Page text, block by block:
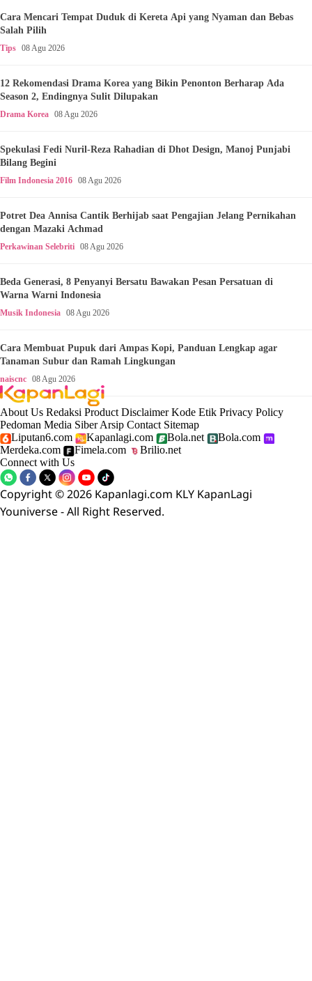
Cara Mencari Tempat Duduk di Kereta Api yang Nyaman dan Bebas
Salah Pilih
Tips 08 Agu 2026
12 Rekomendasi Drama Korea yang Bikin Penonton Berharap Ada
Season 2, Endingnya Sulit Dilupakan
Drama Korea 08 Agu 2026
Spekulasi Fedi Nuril-Reza Rahadian di Dhot Design, Manoj Punjabi
Bilang Begini
Film Indonesia 2016 08 Agu 2026
Potret Dea Annisa Cantik Berhijab saat Pengajian Jelang Pernikahan
dengan Mazaki Achmad
Perkawinan Selebriti 08 Agu 2026
Beda Generasi, 8 Penyanyi Bersatu Bawakan Pesan Persatuan di
Warna Warni Indonesia
Musik Indonesia 08 Agu 2026
Cara Membuat Pupuk dari Ampas Kopi, Panduan Lengkap agar
Tanaman Subur dan Ramah Lingkungan
naiscnc 08 Agu 2026
About Us Redaksi Product Disclaimer Kode Etik Privacy Policy
Pedoman Media Siber Arsip Contact Sitemap
Liputan6.com
Kapanlagi.com Bola.net
Bola.com
Merdeka.com
Fimela.com
Brilio.net
Connect with Us
Copyright © 2026 Kapanlagi.com KLY KapanLagi
Youniverse - All Right Reserved.